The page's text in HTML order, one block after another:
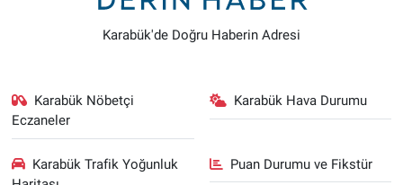
Karabük'de Doğru Haberin Adresi
Karabük Nöbetçi
Eczaneler
Karabük Hava Durumu
Karabük Trafik Yoğunluk
Puan Durumu ve Fikstür